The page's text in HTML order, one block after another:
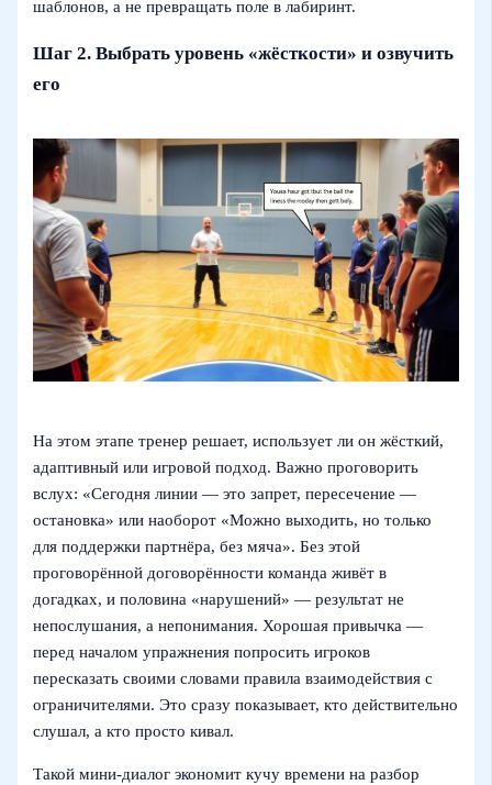
шаблонов, а не превращать поле в лабиринт.
Шаг 2. Выбрать уровень «жёсткости» и озвучить
его
На этом этапе тренер решает, использует ли он жёсткий,
адаптивный или игровой подход. Важно проговорить
вслух: «Сегодня линии — это запрет, пересечение —
остановка» или наоборот «Можно выходить, но только
для поддержки партнёра, без мяча». Без этой
проговорённой договорённости команда живёт в
догадках, и половина «нарушений» — результат не
непослушания, а непонимания. Хорошая привычка —
перед началом упражнения попросить игроков
пересказать своими словами правила взаимодействия с
ограничителями. Это сразу показывает, кто действительно
слушал, а кто просто кивал.
Такой мини-диалог экономит кучу времени на разбор